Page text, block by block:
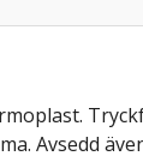
Avsedd